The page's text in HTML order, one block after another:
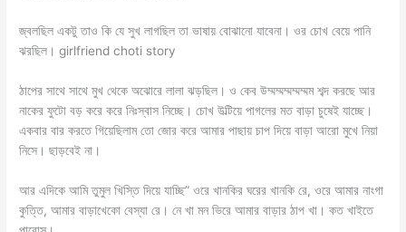
জ্বলছিল একটু তাও কি যে সুখ লাগছিল তা ভাষায় বোঝানো যাবেনা। ওর চোখ বেয়ে পানি
ঝরছিল। girlfriend choti story
ঠাপের সাথে সাথে মুখ থেকে অঝোরে লালা ঝড়ছিল। ও কেব উম্মম্মম্মম্মম্মম শব্দ করছে আর
নাকের ফুটো বড় করে করে নিঃস্বাস নিচ্ছে। চোখ উল্টিয়ে পাগলের মত বাড়া চুষেই যাচ্ছে।
একবার বার করতে গিয়েছিলাম তো জোর করে আমার পাছায় চাপ দিয়ে বাড়া আরো মুখে নিয়া
নিসে। ছাড়বেই না।
আর এদিকে আমি তুমুল খিস্তি দিয়ে যাচ্ছি” ওরে খানকির ঘরের খানকি রে, ওরে আমার নাংগা
কুত্তি, আমার বাড়াখেকো বেস্যা রে। নে খা মন ভিরে আমার বাড়ার ঠাপ খা। কত খাইতে